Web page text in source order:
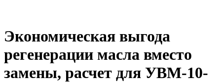
Экономическая выгода
регенерации масла вместо
замены, расчет для УВМ-10-